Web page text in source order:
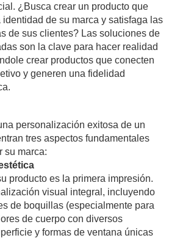
¿Busca crear un producto que
de su marca y satisfaga las
de sus clientes? Las soluciones de
son la clave para hacer realidad
crear productos que conecten
y generen una fidelidad
personalización exitosa de un
tres aspectos fundamentales
su marca:
producto es la primera impresión.
visual integral, incluyendo
de boquillas (especialmente para
de cuerpo con diversos
y formas de ventana únicas